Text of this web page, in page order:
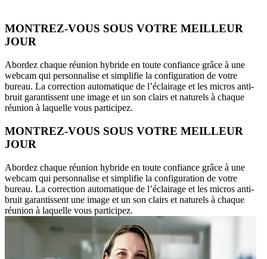
MONTREZ-VOUS SOUS VOTRE MEILLEUR
JOUR
Abordez chaque réunion hybride en toute confiance grâce à une
webcam qui personnalise et simplifie la configuration de votre
bureau. La correction automatique de l’éclairage et les micros anti-
bruit garantissent une image et un son clairs et naturels à chaque
réunion à laquelle vous participez.
MONTREZ-VOUS SOUS VOTRE MEILLEUR
JOUR
Abordez chaque réunion hybride en toute confiance grâce à une
webcam qui personnalise et simplifie la configuration de votre
bureau. La correction automatique de l’éclairage et les micros anti-
bruit garantissent une image et un son clairs et naturels à chaque
réunion à laquelle vous participez.